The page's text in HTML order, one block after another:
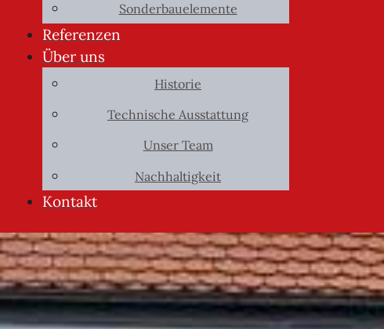
Sonderbauelemente
Referenzen
Über uns
Historie
Technische Ausstattung
Unser Team
Nachhaltigkeit
Kontakt